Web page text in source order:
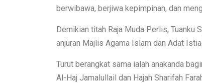
berwibawa, berjiwa kepimpinan, dan
Demikian titah Raja Muda Perlis,
anjuran Majlis Agama Islam dan Adat
Turut berangkat sama ialah anakanda
Al-Haj Jamalullail dan Hajah Sharifah